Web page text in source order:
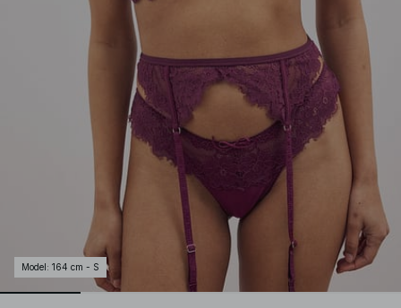
Model : 164 cm - S